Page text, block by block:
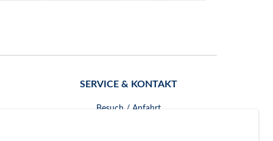
SERVICE & KONTAKT
Besuch / Anfahrt